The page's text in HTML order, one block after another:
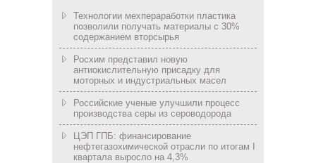
Технологии мехпераработки пластика
позволили получать материалы с 30%
содержанием вторсырья
Росхим представил новую
антиокислительную присадку для
моторных и индустриальных масел
Российские ученые улучшили процесс
производства серы из сероводорода
ЦЭП ГПБ: финансирование
нефтегазохимической отрасли по итогам I
квартала выросло на 4,3%